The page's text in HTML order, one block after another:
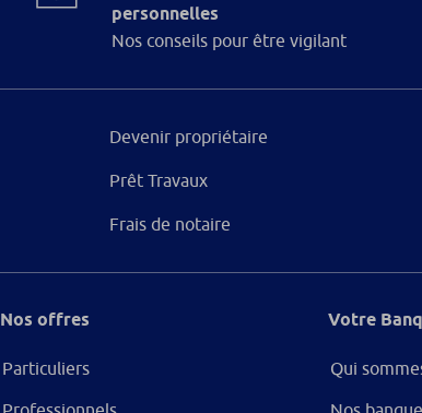
personnelles
Nos conseils pour être vigilant
Devenir propriétaire
Prêt Travaux
Frais de notaire
Nos offres
Particuliers
Votre
Qui